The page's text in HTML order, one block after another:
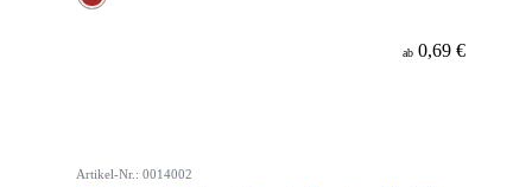
ab 0,69 €
Artikel-Nr.: 0014002